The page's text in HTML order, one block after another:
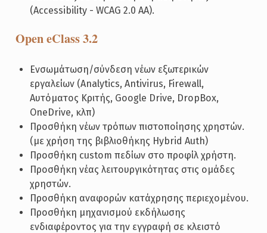
(Accessibility - WCAG 2.0 AA).
Open eClass 3.2
Ενσωμάτωση/σύνδεση νέων εξωτερικών
εργαλείων (Analytics, Antivirus, Firewall,
Αυτόματος Κριτής, Google Drive, DropBox,
OneDrive, κλπ)
Προσθήκη νέων τρόπων πιστοποίησης χρηστών.
(με χρήση της βιβλιοθήκης Hybrid Auth)
Προσθήκη custom πεδίων στο προφίλ χρήστη.
Προσθήκη νέας λειτουργικότητας στις ομάδες
χρηστών.
Προσθήκη αναφορών κατάχρησης περιεχομένου.
Προσθήκη μηχανισμού εκδήλωσης
ενδιαφέροντος για την εγγραφή σε κλειστό